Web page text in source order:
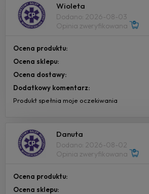
Wioleta
Dodano: 2026-08-03
Opinia zweryfikowana
Ocena produktu:
Ocena sklepu:
Ocena dostawy:
Dodatkowy komentarz:
Produkt spełnia moje oczekiwania
Danuta
Dodano: 2026-08-02
Opinia zweryfikowana
Ocena produktu:
Ocena sklepu: